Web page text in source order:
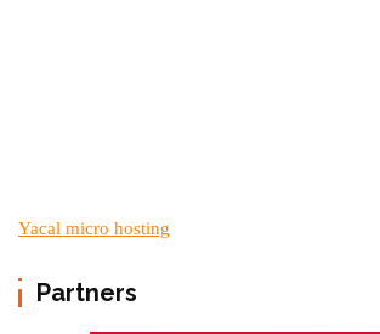
Yacal micro hosting
Partners